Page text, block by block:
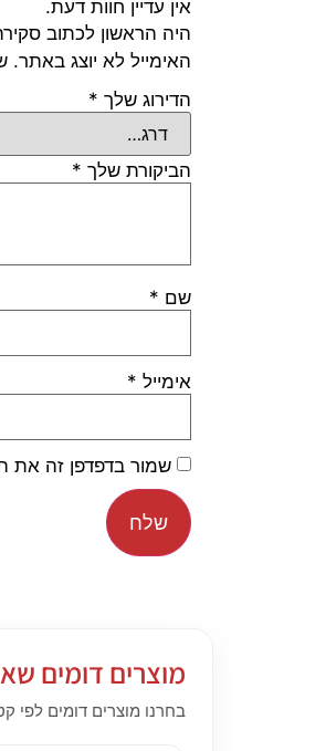
אין עדיין חוות דעת.
היה הראשון לכתוב סקירה
האימייל לא יוצג באתר.
הדירוג שלך *
הביקורת שלך *
שם *
אימייל *
שמור בדפדפן זה את
מוצרים דומים
בחרנו מוצרים דומים לפי